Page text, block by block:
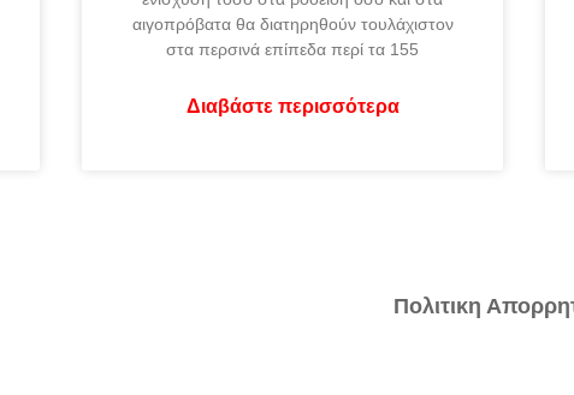
αιγοπρόβατα θα διατηρηθούν τουλάχιστον
στα περσινά επίπεδα περί τα 155
Διαβάστε περισσότερα
Πολιτικη